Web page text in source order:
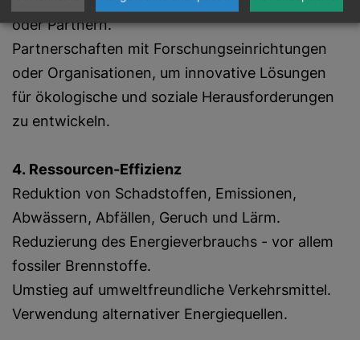
oder Partnern.
Partnerschaften mit Forschungseinrichtungen
oder Organisationen, um innovative Lösungen
für ökologische und soziale Herausforderungen
zu entwickeln.
4. Ressourcen-Effizienz
Reduktion von Schadstoffen, Emissionen,
Abwässern, Abfällen, Geruch und Lärm.
Reduzierung des Energieverbrauchs - vor allem
fossiler Brennstoffe.
Umstieg auf umweltfreundliche Verkehrsmittel.
Verwendung alternativer Energiequellen.